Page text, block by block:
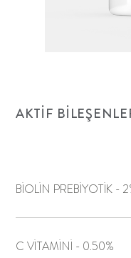
AKTIF
BİOLİN
C VİTAMİNİ - 0.50%